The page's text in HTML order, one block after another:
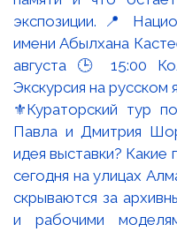
⚜️Кураторский тур
Павла и Дмитрия
идея выставки?
сегодня на улицах
скрываются за
и рабочими